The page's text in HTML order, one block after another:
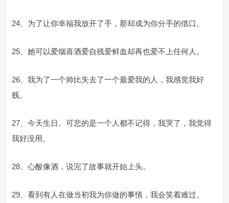
24、为了让你幸福我放开了手，那却成为你分手的借口。
25、她可以爱烟喜酒爱自残爱鲜血却再也爱不上任何人。
26、我为了一个帅比失去了一个最爱我的人，我感觉我好
贱。
27、今天生日。可悲的是一个人都不记得，我哭了，我觉得
我好没用。
28、心酸像酒，说完了故事就开始上头。
29、看到有人在做当初我为你做的事情，我会笑着难过。